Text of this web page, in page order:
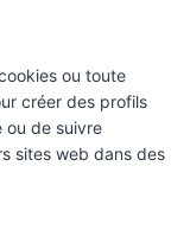
ou toute
créer des profils
ou de suivre
sites web dans des